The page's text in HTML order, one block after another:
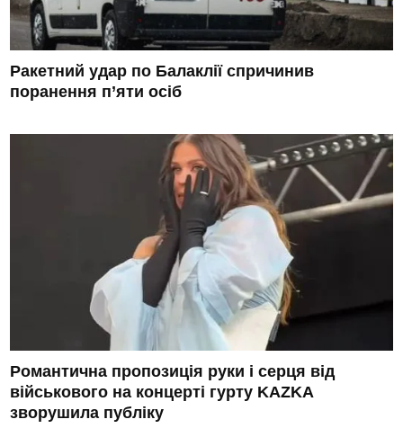
Ракетний удар по Балаклії спричинив
поранення п’яти осіб
Романтична пропозиція руки і серця від
військового на концерті гурту KAZKA
зворушила публіку